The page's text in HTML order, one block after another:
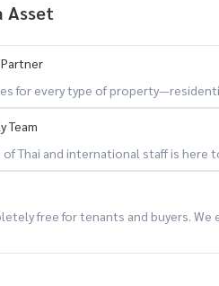
Asset
for every type of
Team
of Thai and international staff is
free for tenants and buyers.